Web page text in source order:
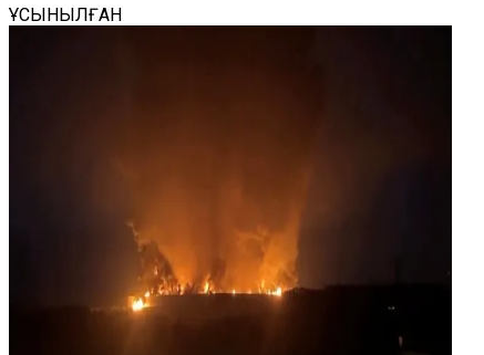
ҰСЫНЫЛҒАН